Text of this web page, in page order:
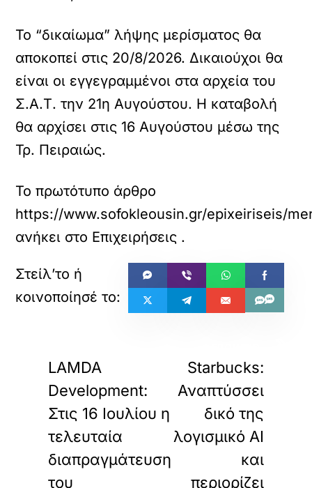
Το “δικαίωμα” λήψης μερίσματος θα
αποκοπεί στις 20/8/2026. Δικαιούχοι θα
είναι οι εγγεγραμμένοι στα αρχεία του
Σ.Α.Τ. την 21η Αυγούστου. Η καταβολή
θα αρχίσει στις 16 Αυγούστου μέσω της
Τρ. Πειραιώς.
Το πρωτότυπο άρθρο
https://www.sofokleousin.gr/epixeiriseis/
ανήκει στο Επιχειρήσεις .
LAMDA
Development:
Στις 16 Ιουλίου η
τελευταία
διαπραγμάτευση
του
Starbucks:
Αναπτύσσει
δικό της
λογισμικό AI
και
περιορίζει